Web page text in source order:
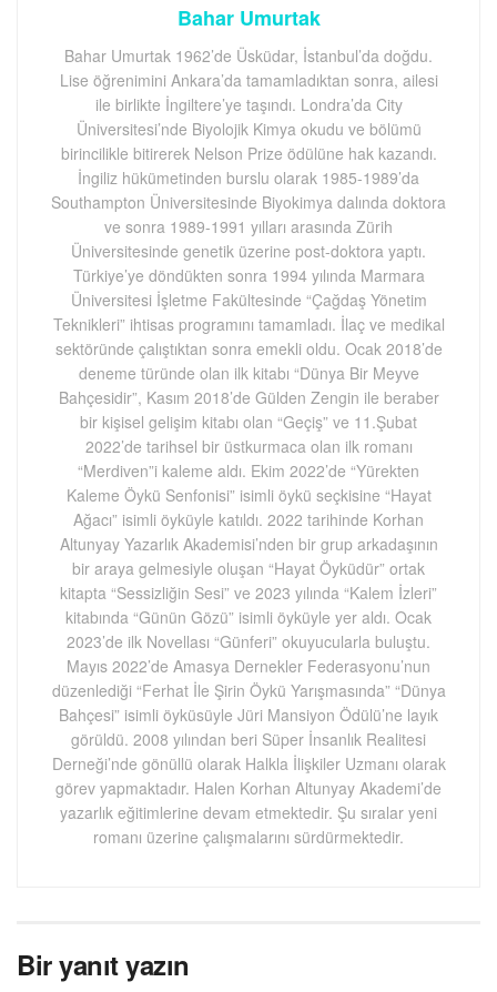
Bahar Umurtak
Bahar Umurtak 1962’de Üsküdar, İstanbul’da doğdu.
Lise öğrenimini Ankara’da tamamladıktan sonra, ailesi
ile birlikte İngiltere’ye taşındı. Londra’da City
Üniversitesi’nde Biyolojik Kimya okudu ve bölümü
birincilikle bitirerek Nelson Prize ödülüne hak kazandı.
İngiliz hükümetinden burslu olarak 1985-1989’da
Southampton Üniversitesinde Biyokimya dalında doktora
ve sonra 1989-1991 yılları arasında Zürih
Üniversitesinde genetik üzerine post-doktora yaptı.
Türkiye’ye döndükten sonra 1994 yılında Marmara
Üniversitesi İşletme Fakültesinde “Çağdaş Yönetim
Teknikleri” ihtisas programını tamamladı. İlaç ve medikal
sektöründe çalıştıktan sonra emekli oldu. Ocak 2018’de
deneme türünde olan ilk kitabı “Dünya Bir Meyve
Bahçesidir”, Kasım 2018’de Gülden Zengin ile beraber
bir kişisel gelişim kitabı olan “Geçiş” ve 11.Şubat
2022’de tarihsel bir üstkurmaca olan ilk romanı
“Merdiven”i kaleme aldı. Ekim 2022’de “Yürekten
Kaleme Öykü Senfonisi” isimli öykü seçkisine “Hayat
Ağacı” isimli öyküyle katıldı. 2022 tarihinde Korhan
Altunyay Yazarlık Akademisi’nden bir grup arkadaşının
bir araya gelmesiyle oluşan “Hayat Öyküdür” ortak
kitapta “Sessizliğin Sesi” ve 2023 yılında “Kalem İzleri”
kitabında “Günün Gözü” isimli öyküyle yer aldı. Ocak
2023’de ilk Novellası “Günferi” okuyucularla buluştu.
Mayıs 2022’de Amasya Dernekler Federasyonu’nun
düzenlediği “Ferhat İle Şirin Öykü Yarışmasında” “Dünya
Bahçesi” isimli öyküsüyle Jüri Mansiyon Ödülü’ne layık
görüldü. 2008 yılından beri Süper İnsanlık Realitesi
Derneği’nde gönüllü olarak Halkla İlişkiler Uzmanı olarak
görev yapmaktadır. Halen Korhan Altunyay Akademi’de
yazarlık eğitimlerine devam etmektedir. Şu sıralar yeni
romanı üzerine çalışmalarını sürdürmektedir.
Bir yanıt yazın